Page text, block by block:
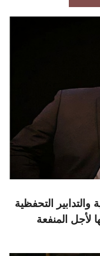
التحفظية
لأجل المنفعة